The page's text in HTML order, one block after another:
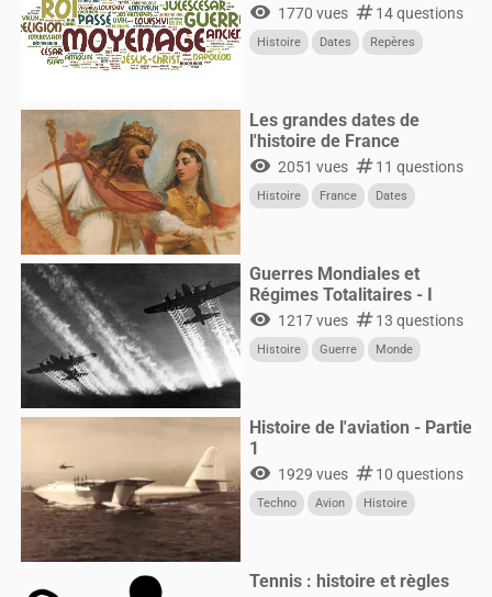
visibility 1770 vues numbers14 questions
Histoire Dates Repères
Les grandes dates de
l'histoire de France
visibility 2051 vues numbers11 questions
Histoire France Dates
Guerres Mondiales et
Régimes Totalitaires - I
visibility 1217 vues numbers13 questions
Histoire Guerre Monde
Histoire de l'aviation - Partie
1
visibility 1929 vues numbers10 questions
Techno Avion Histoire
Tennis : histoire et règles